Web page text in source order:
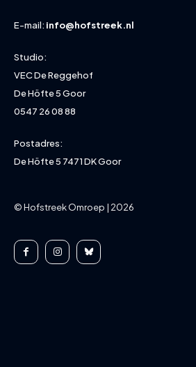
E-mail: info@hofstreek.nl
Studio:
VEC De Reggehof
De Höfte 5 Goor
0547 26 08 88
Postadres:
De Höfte 5 7471 DK Goor
© Hofstreek Omroep | 2026